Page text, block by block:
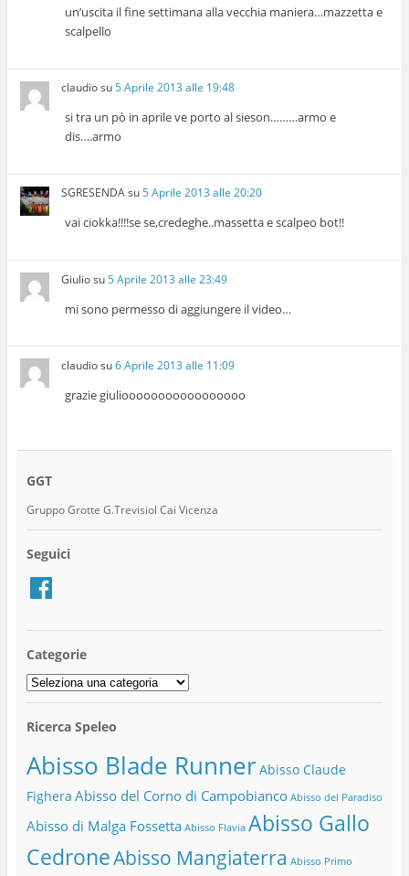
un’uscita il fine settimana alla vecchia maniera…mazzetta e
scalpello
claudiosu5 Aprile 2013 alle 19:48
si tra un pò in aprile ve porto al sieson………armo e
dis….armo
SGRESENDAsu5 Aprile 2013 alle 20:20
vai ciokka!!!!se se,credeghe..massetta e scalpeo bot!!
Giuliosu5 Aprile 2013 alle 23:49
mi sono permesso di aggiungere il video…
claudiosu6 Aprile 2013 alle 11:09
grazie giuliooooooooooooooooo
GGT
Gruppo Grotte G.Trevisiol Cai Vicenza
Seguici
Facebook
Categorie
Categorie
Ricerca Speleo
Abisso Blade RunnerAbisso Claude
Fighera Abisso del Corno di Campobianco Abisso del Paradiso
Abisso di Malga Fossetta Abisso Flavia Abisso Gallo
CedroneAbisso Mangiaterra Abisso Primo